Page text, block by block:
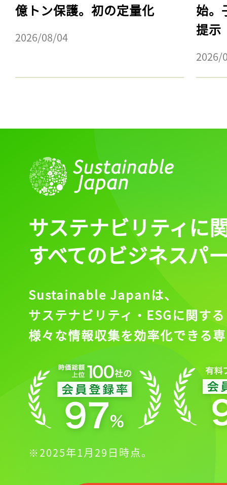
億トン保護。初の定量化
2026/08/04
始。
提示
2026/
サステナビリティに
すべてのビジネスパ
Sustainable Japanは、
サステナビリティ・ESGに関する
様々な情報収集を効率化できる
※2025年1月29日時点。